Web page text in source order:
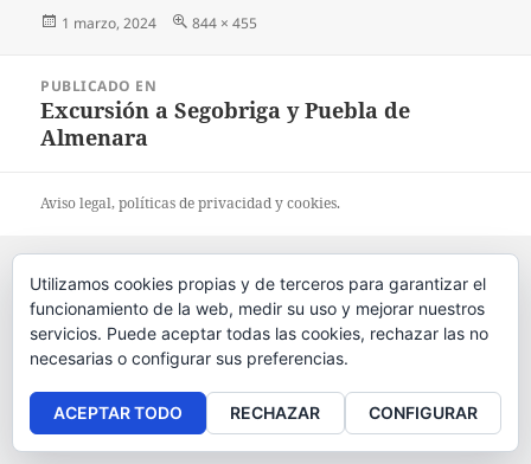
Publicado
1 marzo, 2024
Tamaño
844 × 455
entradas
PUBLICADO EN
Excursión a Segobriga y Puebla de
Almenara
Aviso legal, políticas deprivacidadycookies.
Utilizamos cookies propias y de terceros para garantizar el
funcionamiento de la web, medir su uso y mejorar nuestros
servicios. Puede aceptar todas las cookies, rechazar las no
necesarias o configurar sus preferencias.
ACEPTAR TODO RECHAZAR CONFIGURAR